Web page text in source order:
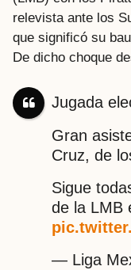
relevista ante los
que significó su
De dicho choque
Jugada
Gran
Cruz, de
Sigue
de la LMB
— Liga